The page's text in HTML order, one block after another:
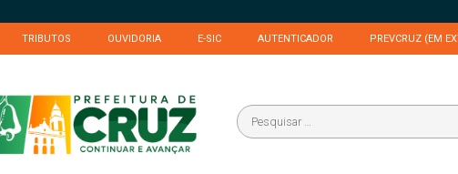
TRIBUTOS OUVIDORIA E-SIC AUTENTICADOR PREVCRUZ (EM